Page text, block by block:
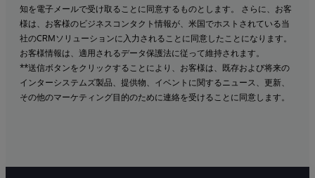
知を電子メールで受け取ることに同意するものとします。 さらに、お客
様は、お客様のビジネスコンタクト情報が、米国でホストされている当
社のCRMソリューションに入力されることに同意したことになります。
お客様情報は、適用されるデータ保護法に従って維持されます。
**送信ボタンをクリックすることにより、お客様は、既存および将来の
インターシステムズ製品、提供物、イベントに関するニュース、更新、
その他のマーケティング目的のために連絡を受けることに同意します。